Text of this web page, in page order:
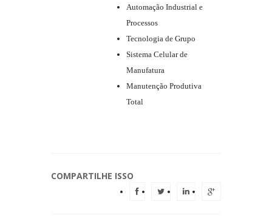
Automação Industrial e
Processos
Tecnologia de Grupo
Sistema Celular de
Manufatura
Manutenção Produtiva
Total
COMPARTILHE ISSO